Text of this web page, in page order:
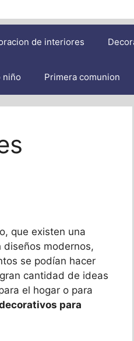
de interiores
niño Primera comunion
que existen una
modernos,
se podían hacer
cantidad de ideas
el hogar o para
para